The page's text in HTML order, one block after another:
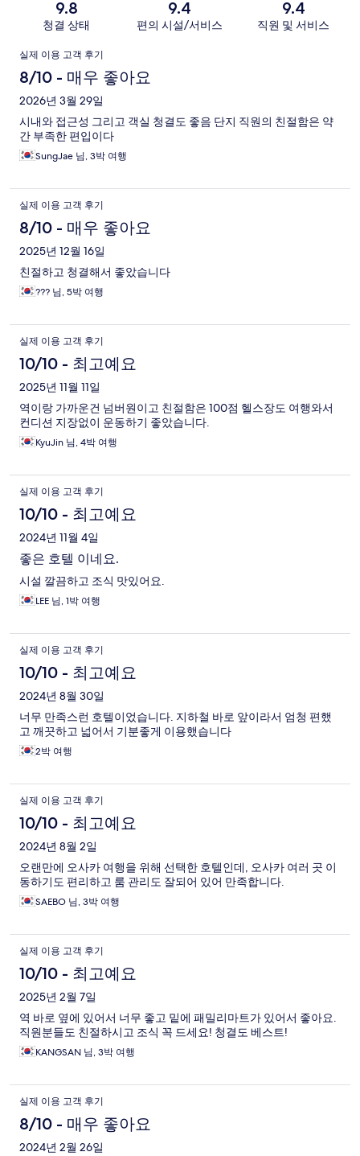
9.8
청결 상태
9.4
편의 시설/서비스
9.4
직원 및 서비스
이
용
후
기
실제 이용 고객 후기
8/10 - 매우 좋아요
2026년 3월 29일
시내와 접근성 그리고 객실 청결도 좋음 단지 직원의 친절함은 약
간 부족한 편입이다
SungJae 님, 3박 여행
실제 이용 고객 후기
8/10 - 매우 좋아요
2025년 12월 16일
친절하고 청결해서 좋았습니다
??? 님, 5박 여행
실제 이용 고객 후기
10/10 - 최고예요
2025년 11월 11일
역이랑 가까운건 넘버원이고 친절함은 100점 헬스장도 여행와서
컨디션 지장없이 운동하기 좋았습니다.
KyuJin 님, 4박 여행
실제 이용 고객 후기
10/10 - 최고예요
2024년 11월 4일
좋은 호텔 이네요.
시설 깔끔하고 조식 맛있어요.
LEE 님, 1박 여행
실제 이용 고객 후기
10/10 - 최고예요
2024년 8월 30일
너무 만족스런 호텔이었습니다. 지하철 바로 앞이라서 엄청 편했
고 깨끗하고 넓어서 기분좋게 이용했습니다
2박 여행
실제 이용 고객 후기
10/10 - 최고예요
2024년 8월 2일
오랜만에 오사카 여행을 위해 선택한 호텔인데, 오사카 여러 곳 이
동하기도 편리하고 룸 관리도 잘되어 있어 만족합니다.
SAEBO 님, 3박 여행
실제 이용 고객 후기
10/10 - 최고예요
2025년 2월 7일
역 바로 옆에 있어서 너무 좋고 밑에 패밀리마트가 있어서 좋아요.
직원분들도 친절하시고 조식 꼭 드세요! 청결도 베스트!
KANGSAN 님, 3박 여행
실제 이용 고객 후기
8/10 - 매우 좋아요
2024년 2월 26일